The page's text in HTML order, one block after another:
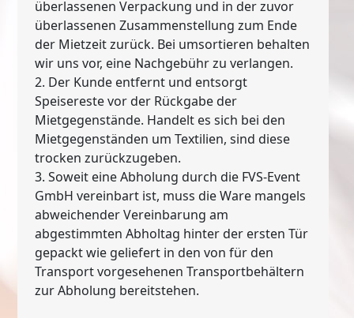
überlassenen Verpackung und in der zuvor
überlassenen Zusammenstellung zum Ende
der Mietzeit zurück. Bei umsortieren behalten
wir uns vor, eine Nachgebühr zu verlangen.
2. Der Kunde entfernt und entsorgt
Speisereste vor der Rückgabe der
Mietgegenstände. Handelt es sich bei den
Mietgegenständen um Textilien, sind diese
trocken zurückzugeben.
3. Soweit eine Abholung durch die FVS-Event
GmbH vereinbart ist, muss die Ware mangels
abweichender Vereinbarung am
abgestimmten Abholtag hinter der ersten Tür
gepackt wie geliefert in den von für den
Transport vorgesehenen Transportbehältern
zur Abholung bereitstehen.